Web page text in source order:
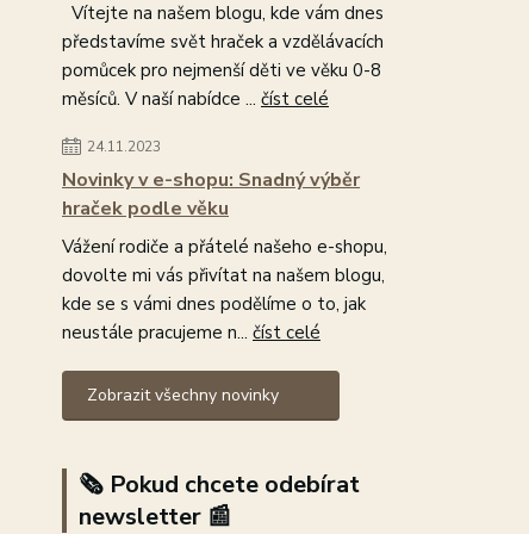
Vítejte na našem blogu, kde vám dnes
představíme svět hraček a vzdělávacích
pomůcek pro nejmenší děti ve věku 0-8
měsíců. V naší nabídce ... číst celé
24.11.2023
Novinky v e-shopu: Snadný výběr
hraček podle věku
Vážení rodiče a přátelé našeho e-shopu,
dovolte mi vás přivítat na našem blogu,
kde se s vámi dnes podělíme o to, jak
neustále pracujeme n... číst celé
Zobrazit všechny novinky
🗞️ Pokud chcete odebírat
newsletter 📰